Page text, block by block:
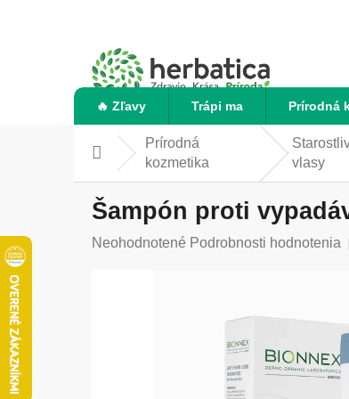
🔥 Zľavy Trápi ma Prírodná
Domov
Prírodná
kozmetika
vlasy
Šampón proti
Priemerné
Neohodnotené Podrobnosti hodnotenia